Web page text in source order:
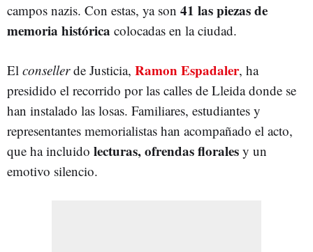
campos nazis. Con estas, ya son 41 las piezas de
memoria histórica colocadas en la ciudad.
El consellerde Justicia, Ramon Espadaler, ha
presidido el recorrido por las calles de Lleida donde se
han instalado las losas. Familiares, estudiantes y
representantes memorialistas han acompañado el acto,
que ha incluido lecturas, ofrendas florales y un
emotivo silencio.